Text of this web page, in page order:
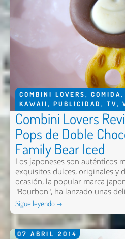
COMBINI LOVERS, COMIDA,
KAWAII, PUBLICIDAD , TV,
Combini Lovers
Pops de Doble
Family Bear Iced
Los japoneses son auténticos
exquisitos dulces, originales y
ocasión, la popular marca
"Bourbon", ha lanzado unas
Sigue leyendo →
07 ABRIL 2014